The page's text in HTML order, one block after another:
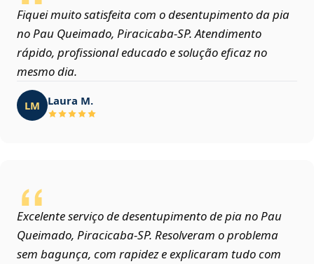
Fiquei muito satisfeita com o desentupimento da pia
no Pau Queimado, Piracicaba‑SP. Atendimento
rápido, profissional educado e solução eficaz no
mesmo dia.
LM Laura M.
Excelente serviço de desentupimento de pia no Pau
Queimado, Piracicaba‑SP. Resolveram o problema
sem bagunça, com rapidez e explicaram tudo com